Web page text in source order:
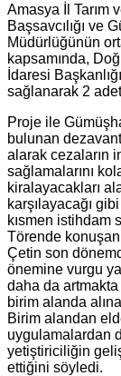
Amasya İl Tarım
Başsavcılığı ve
Müdürlüğünün
kapsamında,
İdaresi
sağlanarak 2
Proje ile
bulunan
alarak cezaların
sağlamalarını
kiralayacakları
karşılayacağı
kısmen istihdam
Törende konuşan
Çetin son
önemine vurgu
daha da
birim alanda
Birim alandan
uygulamalardan
yetiştiriciliğin
ettiğini söyledi.